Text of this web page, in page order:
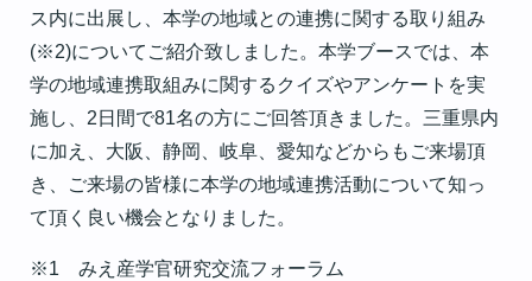
ス内に出展し、本学の地域との連携に関する取り組み
(※2)についてご紹介致しました。本学ブースでは、本
学の地域連携取組みに関するクイズやアンケートを実
施し、2日間で81名の方にご回答頂きました。三重県内
に加え、大阪、静岡、岐阜、愛知などからもご来場頂
き、ご来場の皆様に本学の地域連携活動について知っ
て頂く良い機会となりました。
※1 みえ産学官研究交流フォーラム